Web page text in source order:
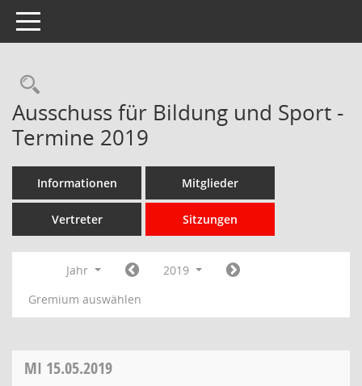
Toggle navigation
Rechercheauswahl
Ausschuss für Bildung und Sport -
Termine 2019
Informationen Mitglieder
Vertreter Sitzungen
Jahr
2019
Gremium auswählen
MI 15.05.2019